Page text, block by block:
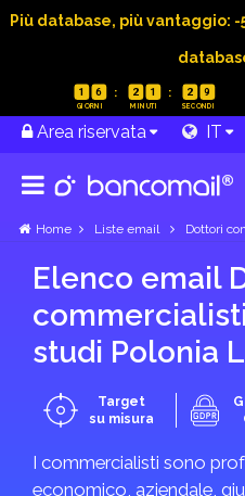
Più database, più vantaggio: -
1 6 2 1 2 9
Area riservata IT
Home Liste email Dottori
Elenco email
studi Polonia
Target
su misura
I commercialisti sono
economico, aziendale,